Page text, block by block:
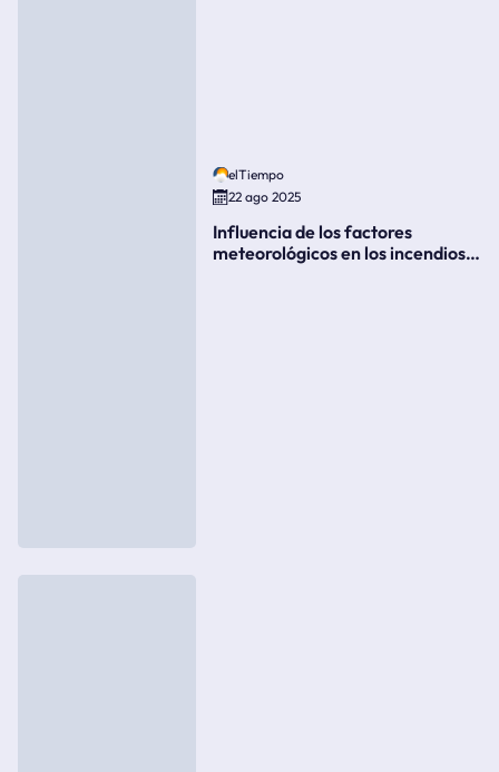
elTiempo
22 ago 2025
Influencia de los factores
meteorológicos en los incendios